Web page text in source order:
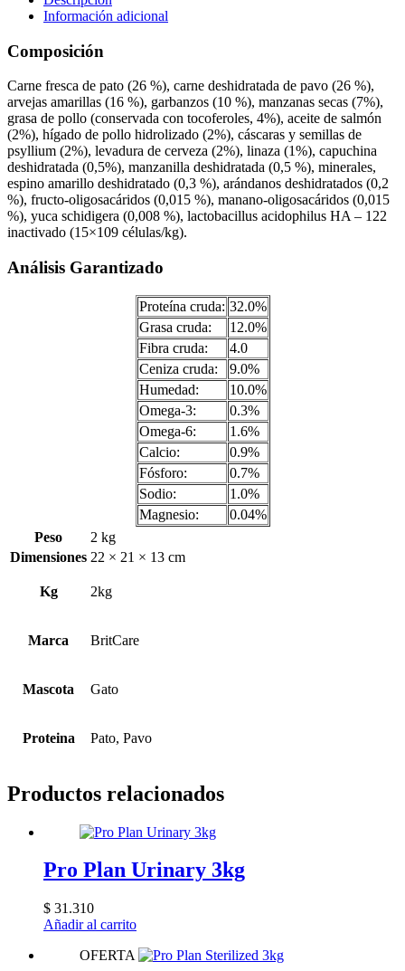
Información adicional
Composición
Carne fresca de pato (26 %), carne deshidratada de pavo (26 %),
arvejas amarillas (16 %), garbanzos (10 %), manzanas secas (7%),
grasa de pollo (conservada con tocoferoles, 4%), aceite de salmón
(2%), hígado de pollo hidrolizado (2%), cáscaras y semillas de
psyllium (2%), levadura de cerveza (2%), linaza (1%), capuchina
deshidratada (0,5%), manzanilla deshidratada (0,5 %), minerales,
espino amarillo deshidratado (0,3 %), arándanos deshidratados (0,2
%), fructo-oligosacáridos (0,015 %), manano-oligosacáridos (0,015
%), yuca schidigera (0,008 %), lactobacillus acidophilus HA – 122
inactivado (15×109 células/kg).
Análisis Garantizado
Proteína cruda: 32.0%
Grasa cruda:
12.0%
Fibra cruda:
4.0
Ceniza cruda:
9.0%
Humedad:
10.0%
Omega-3:
0.3%
Omega-6:
1.6%
Calcio:
0.9%
Fósforo:
0.7%
Sodio:
1.0%
Magnesio:
0.04%
Peso
2 kg
Dimensiones 22 × 21 × 13 cm
Kg 2kg
Marca BritCare
Mascota Gato
Proteina Pato, Pavo
Productos relacionados
Pro Plan Urinary 3kg
$ 31.310
Añadir al carrito
OFERTA